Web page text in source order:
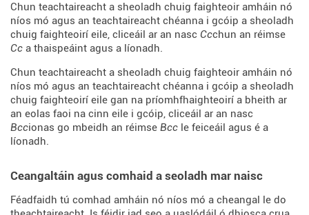
Chun teachtaireacht a sheoladh chuig faighteoir amháin nó
níos mó agus an teachtaireacht chéanna i gcóip a sheoladh
chuig faighteoirí eile, cliceáil ar an nasc Ccchun an réimse
Cc a thaispeáint agus a líonadh.
Chun teachtaireacht a sheoladh chuig faighteoir amháin nó
níos mó agus an teachtaireacht chéanna i gcóip a sheoladh
chuig faighteoirí eile gan na príomhfhaighteoirí a bheith ar
an eolas faoi na cinn eile i gcóip, cliceáil ar an nasc
Bccionas go mbeidh an réimse Bcc le feiceáil agus é a
líonadh.
Ceangaltáin agus comhaid a seoladh mar naisc
Féadfaidh tú comhad amháin nó níos mó a cheangal le do